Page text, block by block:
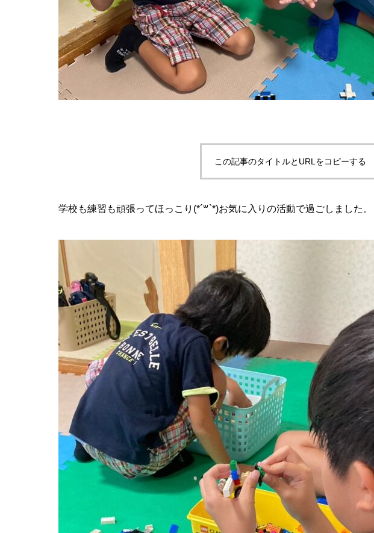
この記事のタイトルとURLをコピーする
学校も練習も頑張ってほっこり(*´꒳`*)お気に入りの活動で過ごしました。